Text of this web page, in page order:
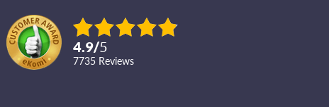
4.9/5
7735 reviews